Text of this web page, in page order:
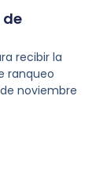
de
recibir la
ranqueo
noviembre